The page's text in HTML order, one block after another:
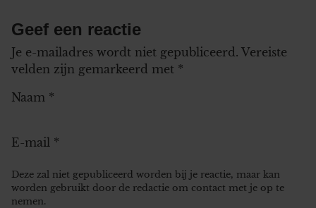
Geef een reactie
Je e-mailadres wordt niet gepubliceerd. Vereiste
velden zijn gemarkeerd met *
Naam *
E-mail *
Deze zal niet gepubliceerd worden bij je reactie, maar kan
worden gebruikt door de redactie om contact met je op te
nemen.